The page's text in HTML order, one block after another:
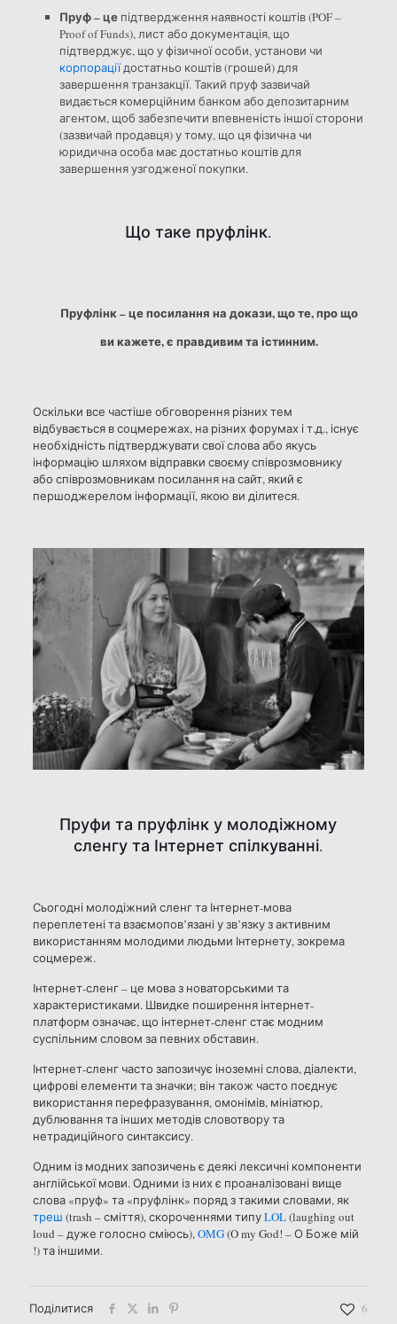
Пруф – цепідтвердження наявності коштів (POF –
Proof of Funds), лист або документація, що
підтверджує, що у фізичної особи, установи чи
корпораціїдостатньо коштів (грошей) для
завершення транзакції. Такий пруф зазвичай
видається комерційним банком або депозитарним
агентом, щоб забезпечити впевненість іншої сторони
(зазвичай продавця) у тому, що ця фізична чи
юридична особа має достатньо коштів для
завершення узгодженої покупки.
Що таке пруфлінк.
Пруфлінк – це посилання на докази, що те, про що
ви кажете, є правдивим та істинним.
Оскільки все частіше обговорення різних тем
відбувається в соцмережах, на різних форумах і т.д., існує
необхідність підтверджувати свої слова або якусь
інформацію шляхом відправки своєму співрозмовнику
або співрозмовникам посилання на сайт, який є
першоджерелом інформації, якою ви ділитеся.
Пруфи та пруфлінк у молодіжному
сленгу та Інтернет спілкуванні.
Сьогодні молодіжний сленг та Інтернет-мова
переплетені та взаємопов’язані у зв’язку з активним
використанням молодими людьми Інтернету, зокрема
соцмереж.
Інтернет-сленг – це мова з новаторськими та
характеристиками. Швидке поширення інтернет-
платформ означає, що інтернет-сленг стає модним
суспільним словом за певних обставин.
Інтернет-сленг часто запозичує іноземні слова, діалекти,
цифрові елементи та значки; він також часто поєднує
використання перефразування, омонімів, мініатюр,
дублювання та інших методів словотвору та
нетрадиційного синтаксису.
Одним із модних запозичень є деякі лексичні компоненти
англійської мови. Одними із них є проаналізовані вище
слова «пруф» та «пруфлінк» поряд з такими словами, як
треш (trash – сміття), скороченнями типуLOL(laughing out
loud – дуже голосно сміюсь),OMG(O my God! – О Боже мій
!) та іншими.
Поділитися 6